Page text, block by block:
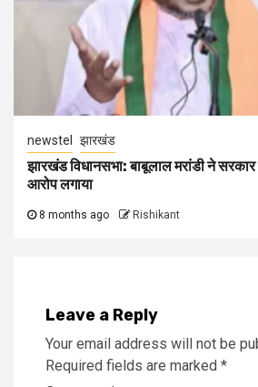
newstel झारखंड
झारखंड विधानसभा: बाबूलाल मरांडी ने
आरोप लगाया
8 months ago Rishikant
Leave a Reply
Your email address will not be
Required fields are marked *